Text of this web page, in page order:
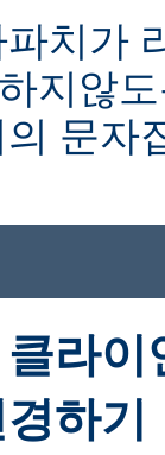
치가
지않
문자
라
하기